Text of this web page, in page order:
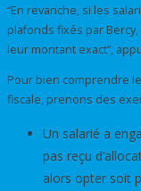
“En revanche, si les
plafonds fixés par
leur montant exact”,
Pour bien comprendre
fiscale, prenons des
Un salarié a
pas reçu
alors opter soit